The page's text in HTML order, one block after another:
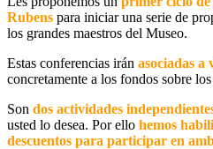
Rubens para iniciar una serie de
los grandes maestros del Museo.
Estas conferencias irán asociadas a
concretamente a los fondos sobre
Son dos actividades
usted lo desea. Por ello hemos
descuentos para participar en